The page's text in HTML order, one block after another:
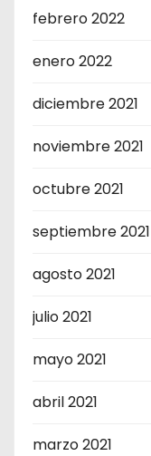
febrero 2022
enero 2022
diciembre 2021
noviembre 2021
octubre 2021
septiembre 2021
agosto 2021
julio 2021
mayo 2021
abril 2021
marzo 2021